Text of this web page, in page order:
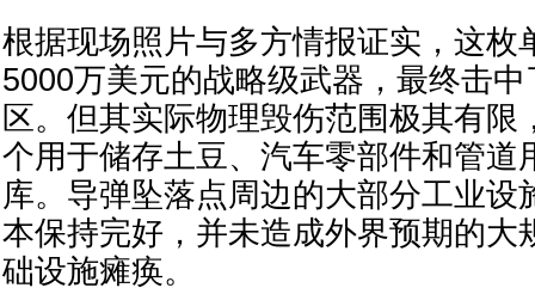
根据现场照片与多方情报证实，这枚
5000万美元的战略级武器，最终击
区。但其实际物理毁伤范围极其有限
个用于储存土豆、汽车零部件和管道
库。导弹坠落点周边的大部分工业设
本保持完好，并未造成外界预期的大
础设施瘫痪。